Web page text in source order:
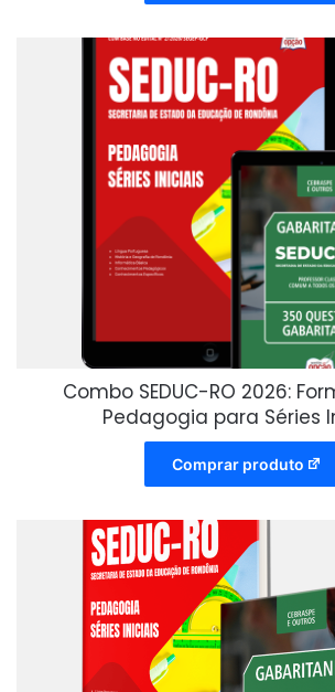
Combo SEDUC-RO 2026:
Pedagogia para Séries
Comprar produto